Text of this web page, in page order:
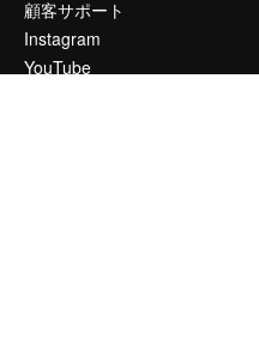
顧客サポート
Instagram
YouTube